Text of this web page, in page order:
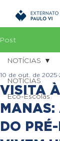
Post
NOTÍCIAS
Eco-Escolas
NOTÍCIAS
VISITA
MANAS:
DO
10 de out. de 2025